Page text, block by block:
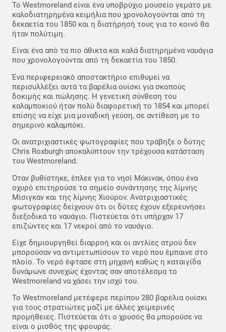
Το Westmoreland είναι ένα υποβρύχιο μουσείο γεμάτο με
καλοδιατηρημένα κειμήλια που χρονολογούνται από τη
δεκαετία του 1850 και η διατήρησή τους για το κοινό θα
ήταν πολύτιμη.
Είναι ένα από τα πιο άθικτα και καλά διατηρημένα ναυάγια
που χρονολογούνται από τη δεκαετία του 1850.
Ένα περιφερειακό αποστακτήριο επιθυμεί να
περισυλλέξει αυτά τα βαρέλια ουίσκι για σκοπούς
δοκιμής και πώλησης. Η γενετική σύνθεση του
καλαμποκιού ήταν πολύ διαφορετική το 1854 και μπορεί
επίσης να είχε μια μοναδική γεύση, σε αντίθεση με το
σημερινό καλαμπόκι.
Οι ανατριχιαστικές φωτογραφίες που τράβηξε ο δύτης
Chris Roxburgh αποκαλύπτουν την τρέχουσα κατάσταση
του Westmoreland.
Όταν βυθίστηκε, έπλεε για το νησί Μάκινακ, όπου ένα
οχυρό επιτηρούσε το σημείο συνάντησης της λίμνης
Μίσιγκαν και της λίμνης Χιούρον. Ανατριχιαστικές
φωτογραφίες δείχνουν ότι οι δύτες έχουν εξερευνήσει
διεξοδικά το ναυάγιο. Πιστεύεται ότι υπήρχαν 17
επιζώντες και 17 νεκροί από το ναυάγιο.
Είχε δημιουργηθεί διαρροή και οι αντλίες ατμού δεν
μπορούσαν να αντιμετωπίσουν το νερό που έμπαινε στο
πλοίο. Το νερό έφτασε στη μηχανή καθώς η καταιγίδα
δυνάμωνε συνεχώς έχοντας σαν αποτέλεσμα το
Westmoreland να χάσει την ισχύ του.
Το Westmoreland μετέφερε περίπου 280 βαρέλια ουίσκι
για τους στρατιώτες μαζί με άλλες χειμερινές
προμήθειες. Πιστεύεται ότι ο χρυσός θα μπορούσε να
είναι ο μισθός της φρουράς.